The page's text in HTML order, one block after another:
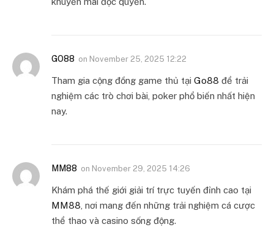
GO88 on November 25, 2025 12:22
Tham gia cộng đồng game thủ tại Go88 để trải
nghiệm các trò chơi bài, poker phổ biến nhất hiện
nay.
MM88 on November 29, 2025 14:26
Khám phá thế giới giải trí trực tuyến đỉnh cao tại
MM88, nơi mang đến những trải nghiệm cá cược
thể thao và casino sống động.